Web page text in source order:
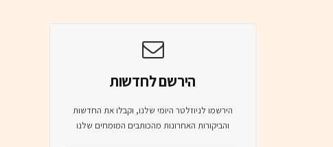
הירשם לחדשות
הירשמו לניוזלטר היומי שלנו, וקבלו את החדשות
והביקורות האחרונות מהכותבים המומחים שלנו